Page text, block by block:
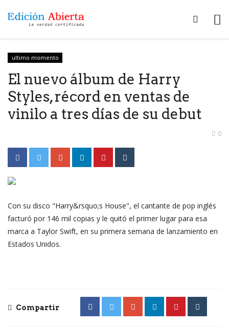
ultimo momento
El nuevo álbum de Harry
Styles, récord en ventas de
vinilo a tres días de su debut
0
Con su disco "Harry&rsquo;s House", el cantante de pop inglés
facturó por 146 mil copias y le quitó el primer lugar para esa
marca a Taylor Swift, en su primera semana de lanzamiento en
Estados Unidos.
Compartir